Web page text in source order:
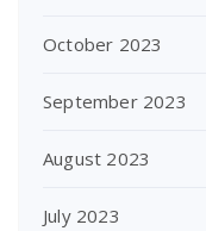
October 2023
September 2023
August 2023
July 2023